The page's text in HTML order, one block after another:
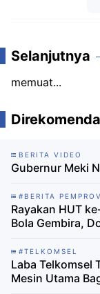
Selanjutnya
memuat...
BERITA VIDEO
Gubernur Meki
#BERITA
Rayakan HUT
Bola Gembira,
#TELKOMSEL
Laba Telkomsel
Mesin Utama